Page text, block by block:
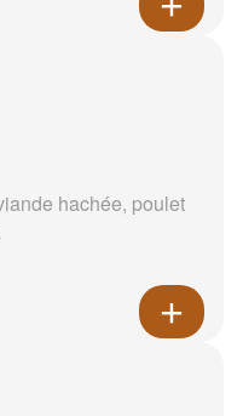
hachée, poulet